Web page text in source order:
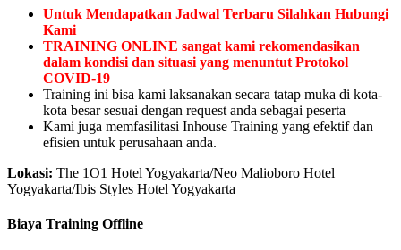
Untuk Mendapatkan Jadwal Terbaru Silahkan Hubungi
Kami
TRAINING ONLINE sangat kami rekomendasikan
dalam kondisi dan situasi yang menuntut Protokol
COVID-19
Training ini bisa kami laksanakan secara tatap muka di kota-
kota besar sesuai dengan request anda sebagai peserta
Kami juga memfasilitasi Inhouse Training yang efektif dan
efisien untuk perusahaan anda.
Lokasi: The 1O1 Hotel Yogyakarta/Neo Malioboro Hotel
Yogyakarta/Ibis Styles Hotel Yogyakarta
Biaya Training Offline